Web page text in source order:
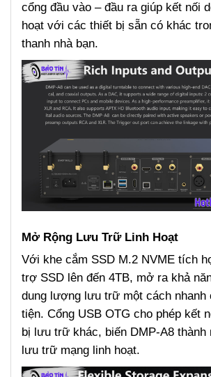
cổng đầu vào – đầu ra giúp kết nối
hoạt với các thiết bị sẵn có khác
thanh nhà bạn.
Mở Rộng Lưu Trữ Linh Hoạt
Với khe cắm SSD M.2 NVME tích
trợ SSD lên đến 4TB, mở ra khả
dung lượng lưu trữ một cách nhanh
tiện. Cổng USB OTG cho phép kết
bị lưu trữ khác, biến DMP-A8 thành
lưu trữ mạng linh hoạt.